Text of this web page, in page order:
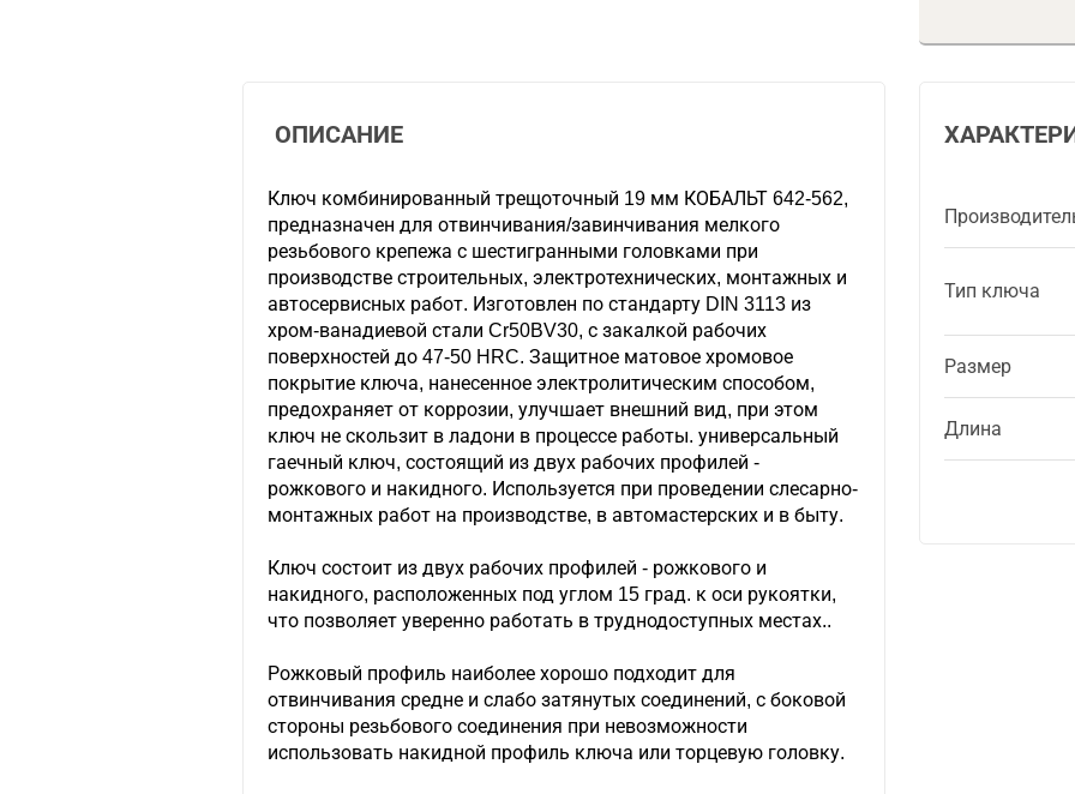
Тип ключа
Размер
Длина
ОПИСАНИЕ
Ключ комбинированный трещоточный 19 мм КОБАЛЬТ 642-562,
предназначен для отвинчивания/завинчивания мелкого
резьбового крепежа с шестигранными головками при
производстве строительных, электротехнических, монтажных и
автосервисных работ. Изготовлен по стандарту DIN 3113 из
хром-ванадиевой стали Cr50BV30, с закалкой рабочих
поверхностей до 47-50 HRC. Защитное матовое хромовое
покрытие ключа, нанесенное электролитическим способом,
предохраняет от коррозии, улучшает внешний вид, при этом
ключ не скользит в ладони в процессе работы. универсальный
гаечный ключ, состоящий из двух рабочих профилей -
рожкового и накидного. Используется при проведении слесарно-
монтажных работ на производстве, в автомастерских и в быту.
Ключ состоит из двух рабочих профилей - рожкового и
накидного, расположенных под углом 15 град. к оси рукоятки,
что позволяет уверенно работать в труднодоступных местах..
Рожковый профиль наиболее хорошо подходит для
отвинчивания средне и слабо затянутых соединений, с боковой
стороны резьбового соединения при невозможности
использовать накидной профиль ключа или торцевую головку.